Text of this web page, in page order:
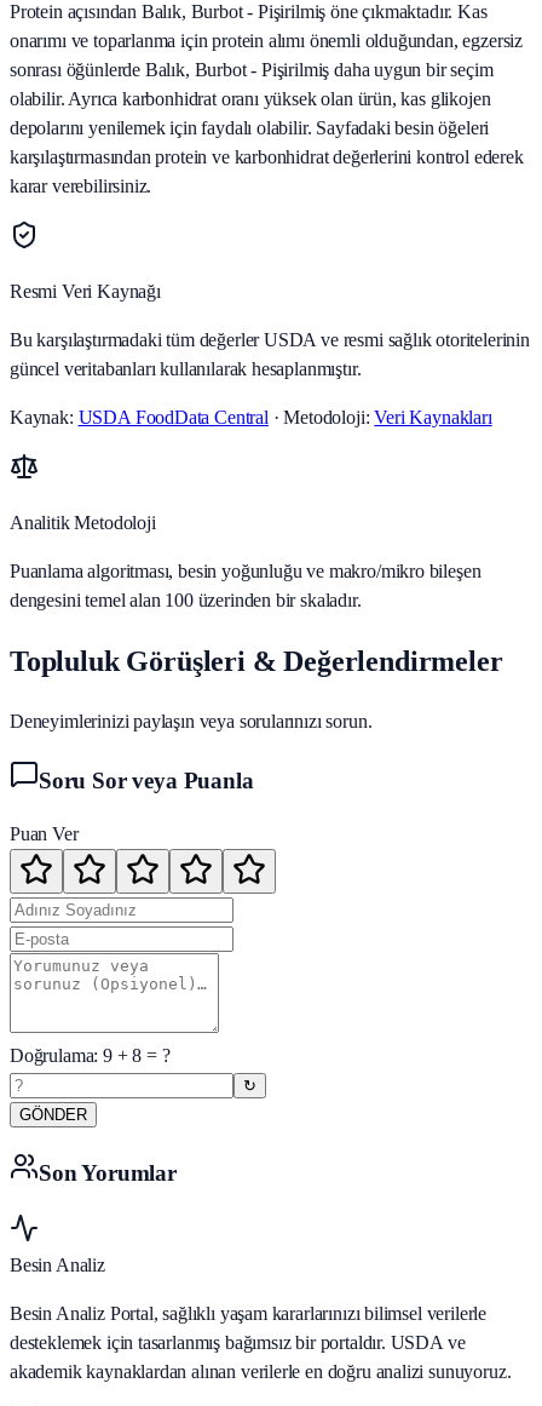
Protein açısından Balık, Burbot - Pişirilmiş öne çıkmaktadır. Kas
onarımı ve toparlanma için protein alımı önemli olduğundan, egzersiz
sonrası öğünlerde Balık, Burbot - Pişirilmiş daha uygun bir seçim
olabilir. Ayrıca karbonhidrat oranı yüksek olan ürün, kas glikojen
depolarını yenilemek için faydalı olabilir. Sayfadaki besin öğeleri
karşılaştırmasından protein ve karbonhidrat değerlerini kontrol ederek
karar verebilirsiniz.
Resmi Veri Kaynağı
Bu karşılaştırmadaki tüm değerler USDA ve resmi sağlık otoritelerinin
güncel veritabanları kullanılarak hesaplanmıştır.
Kaynak: USDA FoodData Central · Metodoloji:Veri Kaynakları
Analitik Metodoloji
Puanlama algoritması, besin yoğunluğu ve makro/mikro bileşen
dengesini temel alan 100 üzerinden bir skaladır.
Topluluk Görüşleri & Değerlendirmeler
Deneyimlerinizi paylaşın veya sorularınızı sorun.
Soru Sor veya Puanla
Puan Ver
Doğrulama:9+8 = ?
↻
GÖNDER
Son Yorumlar
Besin Analiz
Besin Analiz Portal, sağlıklı yaşam kararlarınızı bilimsel verilerle
desteklemek için tasarlanmış bağımsız bir portaldır. USDA ve
akademik kaynaklardan alınan verilerle en doğru analizi sunuyoruz.